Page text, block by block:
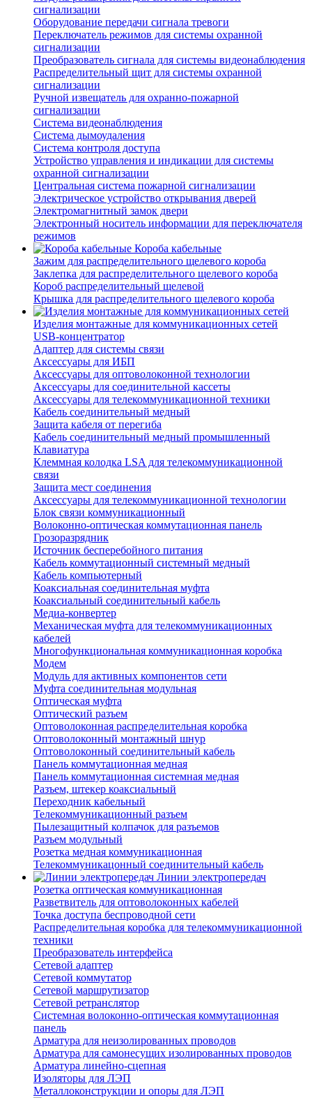
сигнализации
Оборудование передачи сигнала тревоги
Переключатель режимов для системы охранной
сигнализации
Преобразователь сигнала для системы видеонаблюдения
Распределительный щит для системы охранной
сигнализации
Ручной извещатель для охранно-пожарной
сигнализации
Система видеонаблюдения
Система дымоудаления
Система контроля доступа
Устройство управления и индикации для системы
охранной сигнализации
Центральная система пожарной сигнализации
Электрическое устройство открывания дверей
Электромагнитный замок двери
Электронный носитель информации для переключателя
режимов
Короба кабельные
Зажим для распределительного щелевого короба
Заклепка для распределительного щелевого короба
Короб распределительный щелевой
Крышка для распределительного щелевого короба
Изделия монтажные для коммуникационных сетей
USB-концентратор
Адаптер для системы связи
Аксессуары для ИБП
Аксессуары для оптоволоконной технологии
Аксессуары для соединительной кассеты
Аксессуары для телекоммуникационной техники
Кабель соединительный медный
Защита кабеля от перегиба
Кабель соединительный медный промышленный
Клавиатура
Клеммная колодка LSA для телекоммуникационной
связи
Защита мест соединения
Аксессуары для телекоммуникационной технологии
Блок связи коммуникационный
Волоконно-оптическая коммутационная панель
Грозоразрядник
Источник бесперебойного питания
Кабель коммутационный системный медный
Кабель компьютерный
Коаксиальная соединительная муфта
Коаксиальный соединительный кабель
Медиа-конвертер
Механическая муфта для телекоммуникационных
кабелей
Многофункциональная коммуникационная коробка
Модем
Модуль для активных компонентов сети
Муфта соединительная модульная
Оптическая муфта
Оптический разъем
Оптоволоконная распределительная коробка
Оптоволоконный монтажный шнур
Оптоволоконный соединительный кабель
Панель коммутационная медная
Панель коммутационная системная медная
Разъем, штекер коаксиальный
Переходник кабельный
Телекоммуникационный разъем
Пылезащитный колпачок для разъемов
Разъем модульный
Розетка медная коммуникационная
Телекоммуникацонный соединительный кабель
Линии электропередач
Розетка оптическая коммуникационная
Разветвитель для оптоволоконных кабелей
Точка доступа беспроводной сети
Распределительная коробка для телекоммуникационной
техники
Преобразователь интерфейса
Сетевой адаптер
Сетевой коммутатор
Сетевой маршрутизатор
Сетевой ретранслятор
Системная волоконно-оптическая коммутационная
панель
Арматура для неизолированных проводов
Арматура для самонесущих изолированных проводов
Арматура линейно-сцепная
Изоляторы для ЛЭП
Металлоконструкции и опоры для ЛЭП